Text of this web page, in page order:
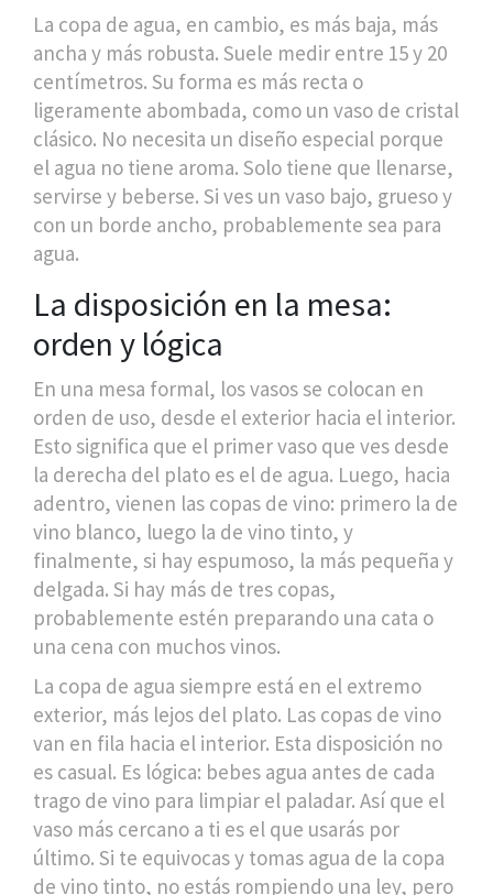
La copa de agua, en cambio, es más baja, más
ancha y más robusta. Suele medir entre 15 y 20
centímetros. Su forma es más recta o
ligeramente abombada, como un vaso de cristal
clásico. No necesita un diseño especial porque
el agua no tiene aroma. Solo tiene que llenarse,
servirse y beberse. Si ves un vaso bajo, grueso y
con un borde ancho, probablemente sea para
agua.
La disposición en la mesa:
orden y lógica
En una mesa formal, los vasos se colocan en
orden de uso, desde el exterior hacia el interior.
Esto significa que el primer vaso que ves desde
la derecha del plato es el de agua. Luego, hacia
adentro, vienen las copas de vino: primero la de
vino blanco, luego la de vino tinto, y
finalmente, si hay espumoso, la más pequeña y
delgada. Si hay más de tres copas,
probablemente estén preparando una cata o
una cena con muchos vinos.
La copa de agua siempre está en el extremo
exterior, más lejos del plato. Las copas de vino
van en fila hacia el interior. Esta disposición no
es casual. Es lógica: bebes agua antes de cada
trago de vino para limpiar el paladar. Así que el
vaso más cercano a ti es el que usarás por
último. Si te equivocas y tomas agua de la copa
de vino tinto, no estás rompiendo una ley, pero